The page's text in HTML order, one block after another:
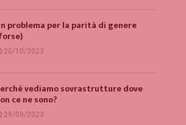
problema per la parità di genere
20/10/2023
vediamo sovrastrutture dove
ce ne sono?
29/09/2023